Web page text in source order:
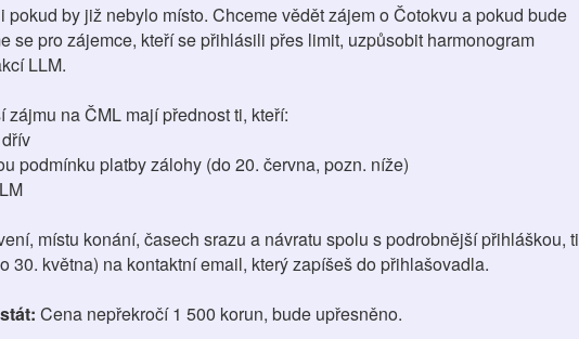
pokud by již nebylo místo. Chceme vědět zájem o Čotokvu a pokud bude
se pro zájemce, kteří se přihlásili přes limit, uzpůsobit harmonogram
LLM.
zájmu na ČML mají přednost ti, kteří:
podmínku platby zálohy (do 20. června, pozn. níže)
místu konání, časech srazu a návratu spolu s podrobnější přihláškou, ti
30. května) na kontaktní email, který zapíšeš do přihlašovadla.
Cena nepřekročí 1 500 korun, bude upřesněno.